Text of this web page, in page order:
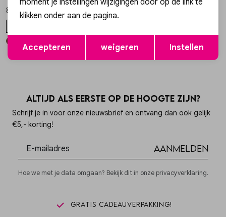
89,95
Altijd als eerste op de hoogte zijn?
Schrijf je in voor onze nieuwsbrief en ontvang dan ook gelijk
€5,- korting!
Aanmelden
Hoe we met je data omgaan? Bekijk dit in onze privacyverklaring.
Gratis cadeauverpakking!
Opslaan
klikken onder aan de pagina.
Accepteren weigeren Instellen